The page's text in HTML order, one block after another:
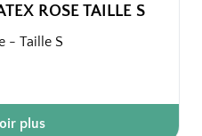
ROSE TAILLE S
- Taille S
coton.
et doigts anti-dérapants.
plus